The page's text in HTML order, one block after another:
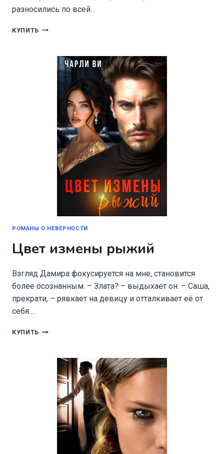
разносились по всей…
КУПИТЬ ИЗМЕНА.
ПРОЩУ!
РОМАНЫ О НЕВЕРНОСТИ
Цвет измены рыжий
Взгляд Дамира фокусируется на мне, становится
более осознанным. – Злата? – выдыхает он. – Саша,
прекрати, – рявкает на девицу и отталкивает её от
себя….
КУПИТЬ ЦВЕТ